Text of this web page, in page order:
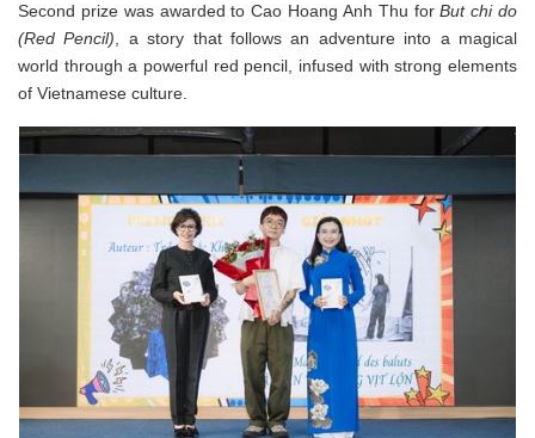
Second prize was awarded to Cao Hoang Anh Thu forBut chi do
(Red Pencil), a story that follows an adventure into a magical
world through a powerful red pencil, infused with strong elements
of Vietnamese culture.